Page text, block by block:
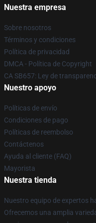
Nuestra empresa
Sobre nosotros
Términos y condiciones
Política de privacidad
DMCA - Política de Copyright
CA SB657: Ley de
Nuestro apoyo
Políticas de envío
Condiciones de pago
Políticas de reembolso
Contáctenos
Ayuda al cliente (FAQ)
Mayorista
Nuestra tienda
Nuestro equipo de expertos
Ofrecemos una amplia